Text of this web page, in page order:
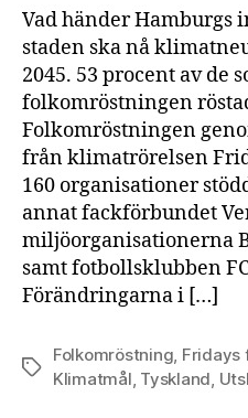
Vad händer Hamburgs
staden ska nå
2045. 53 procent av de
folkomröstningen
Folkomröstningen
från klimatrörelsen
160 organisationer
annat fackförbundet
miljöorganisationerna
samt fotbollsklubben
Förändringarna i […]
Etiketter
Folkomröstning Fridays
Klimatmål Tyskland